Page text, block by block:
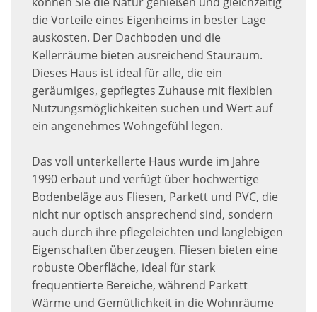
die Vorteile eines Eigenheims in bester Lage
auskosten. Der Dachboden und die
Kellerräume bieten ausreichend Stauraum.
Dieses Haus ist ideal für alle, die ein
geräumiges, gepflegtes Zuhause mit flexiblen
Nutzungsmöglichkeiten suchen und Wert auf
ein angenehmes Wohngefühl legen.
Das voll unterkellerte Haus wurde im Jahre
1990 erbaut und verfügt über hochwertige
Bodenbeläge aus Fliesen, Parkett und PVC, die
nicht nur optisch ansprechend sind, sondern
auch durch ihre pflegeleichten und langlebigen
Eigenschaften überzeugen. Fliesen bieten eine
robuste Oberfläche, ideal für stark
frequentierte Bereiche, während Parkett
Wärme und Gemütlichkeit in die Wohnräume